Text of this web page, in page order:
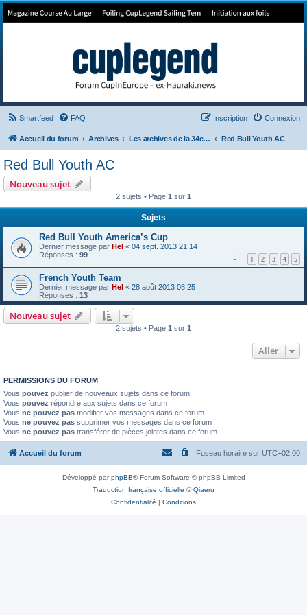
Forum de Cup In Europe
Smartfeed FAQ Connexion
Inscription
Accueil du forum Archives Les archives de la 34e America's Cup Red Bull Youth AC
Red Bull Youth AC
Nouveau sujet
2 sujets • Page 1 sur 1
Sujets
Red Bull Youth America’s Cup
Dernier message par Hel « 04 sept. 2013 21:14
Réponses : 99 1 2 3 4 5
French Youth Team
Dernier message par Hel « 28 août 2013 08:25
Réponses : 13
Nouveau sujet
2 sujets • Page 1 sur 1
Aller
PERMISSIONS DU FORUM
Vous pouvez publier de nouveaux sujets dans ce forum
Vous pouvez répondre aux sujets dans ce forum
Vous ne pouvez pas modifier vos messages dans ce forum
Vous ne pouvez pas supprimer vos messages dans ce forum
Vous ne pouvez pas transférer de pièces jointes dans ce forum
Accueil du forum Fuseau horaire sur UTC+02:00
Développé parphpBB® Forum Software © phpBB Limited
Traduction française officielle ©Qiaeru
Confidentialité | Conditions